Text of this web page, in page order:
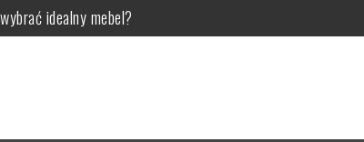
idealny mebel?
dla zdrowia zębów?